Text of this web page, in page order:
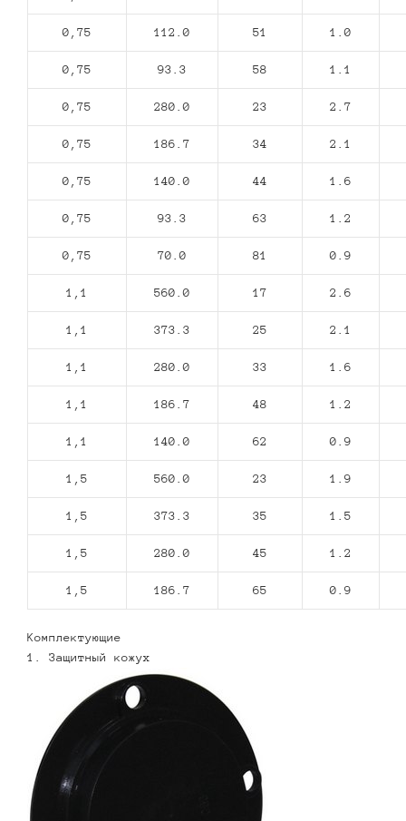
0,75 112.0 51 1.0
0,75 93.3 58 1.1
0,75 280.0 23 2.7
0,75 186.7 34 2.1
0,75 140.0 44 1.6
0,75 93.3 63 1.2
0,75 70.0 81 0.9
1,1 560.0 17 2.6
1,1 373.3 25 2.1
1,1 280.0 33 1.6
1,1 186.7 48 1.2
1,1 140.0 62 0.9
1,5 560.0 23 1.9
1,5 373.3 35 1.5
1,5 280.0 45 1.2
1,5 186.7 65 0.9
Комплектующие
1. Защитный кожух